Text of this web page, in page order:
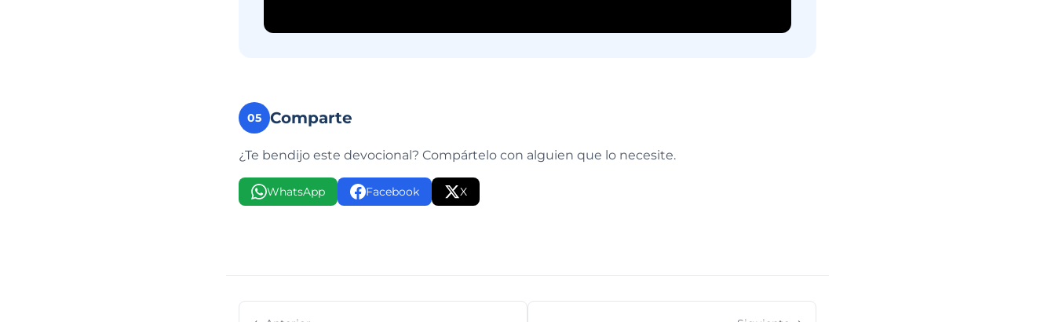
05 Comparte
¿Te bendijo este devocional? Compártelo con alguien que lo necesite.
WhatsApp Facebook X